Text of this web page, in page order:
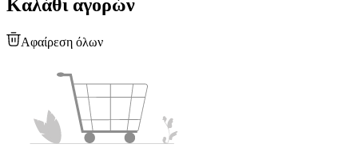
Καλάθι αγορών
Αφαίρεση όλων